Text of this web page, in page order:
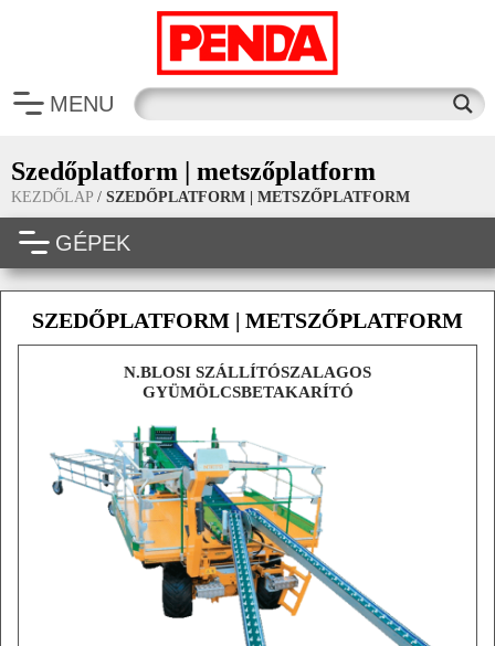
MENU
Szedőplatform | metszőplatform
KEZDŐLAP / SZEDŐPLATFORM | METSZŐPLATFORM
GÉPEK
SZEDŐPLATFORM | METSZŐPLATFORM
N.BLOSI SZÁLLÍTÓSZALAGOS
GYÜMÖLCSBETAKARÍTÓ